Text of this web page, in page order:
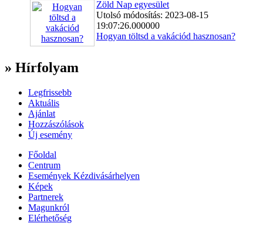
Zöld Nap egyesület
Utolsó módosítás: 2023-08-15
19:07:26.000000
Hogyan töltsd a vakációd hasznosan?
» Hírfolyam
Legfrissebb
Aktuális
Ajánlat
Hozzászólások
Új esemény
Főoldal
Centrum
Események Kézdivásárhelyen
Képek
Partnerek
Magunkról
Elérhetőség